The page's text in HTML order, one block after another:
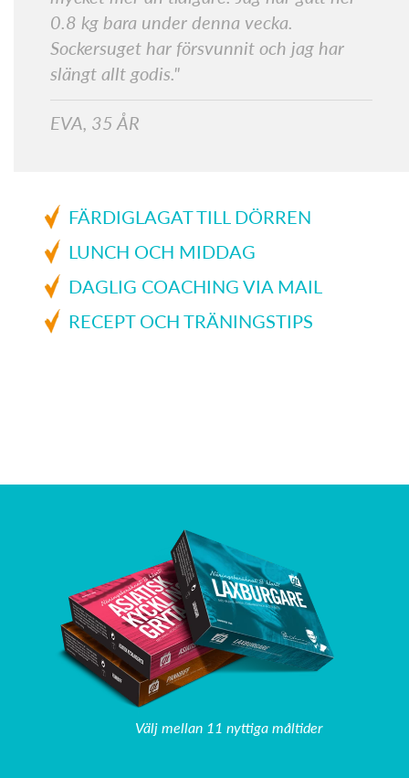
0.8 kg bara under denna vecka.
Sockersuget har försvunnit och jag har
slängt allt godis."
EVA, 35 ÅR
FÄRDIGLAGAT TILL DÖRREN
LUNCH OCH MIDDAG
DAGLIG COACHING VIA MAIL
RECEPT OCH TRÄNINGSTIPS
Välj mellan 11 nyttiga måltider